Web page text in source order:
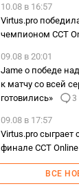
10.08 в 16:57
Virtus.pro
чемпионом CCT
09.08 в 20:01
Jame о победе
к матчу со всей
готовились»
3
09.08 в 17:57
Virtus.pro сыграет
финале CCT
ВСЕ